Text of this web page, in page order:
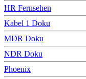
HR Fernsehen
Kabel 1 Doku
MDR Doku
NDR Doku
Phoenix